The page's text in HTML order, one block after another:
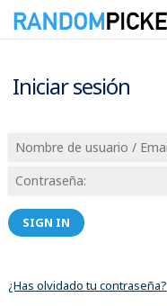
Iniciar sesión
SIGN IN
¿Has olvidado tu contraseña?